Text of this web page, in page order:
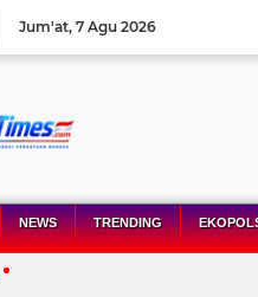
Jum'at 7 Agu 2026
NEWS TRENDING